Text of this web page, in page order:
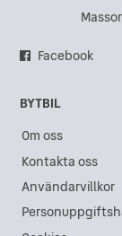
Facebook
BYTBIL
Om oss
Kontakta oss
Användarvillkor